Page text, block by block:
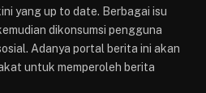
yang up to date. Berbagai isu
dikonsumsi pengguna
Adanya portal berita ini akan
untuk memperoleh berita